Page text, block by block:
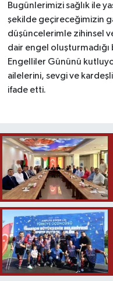
Bugünlerimizi sağlık ile
şekilde geçireceğimizin
düşüncelerimle zihinsel
dair engel
Engelliler Gününü
ailelerini, sevgi ve
ifade etti.